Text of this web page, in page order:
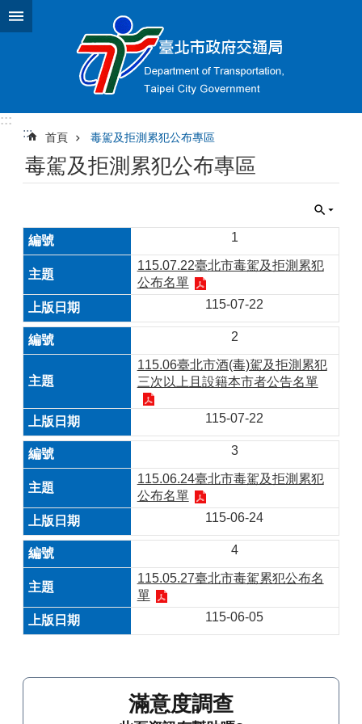
跳到主要內容區塊
:::
:::
首頁 毒駕及拒測累犯公布專區
毒駕及拒測累犯公布專區
1
115.07.22臺北市毒駕及拒測累犯
公布名單
115-07-22
2
115.06臺北市酒(毒)駕及拒測累犯
三次以上且設籍本市者公告名單
115-07-22
3
115.06.24臺北市毒駕及拒測累犯
公布名單
115-06-24
4
115.05.27臺北市毒駕累犯公布名
單
115-06-05
滿意度調查